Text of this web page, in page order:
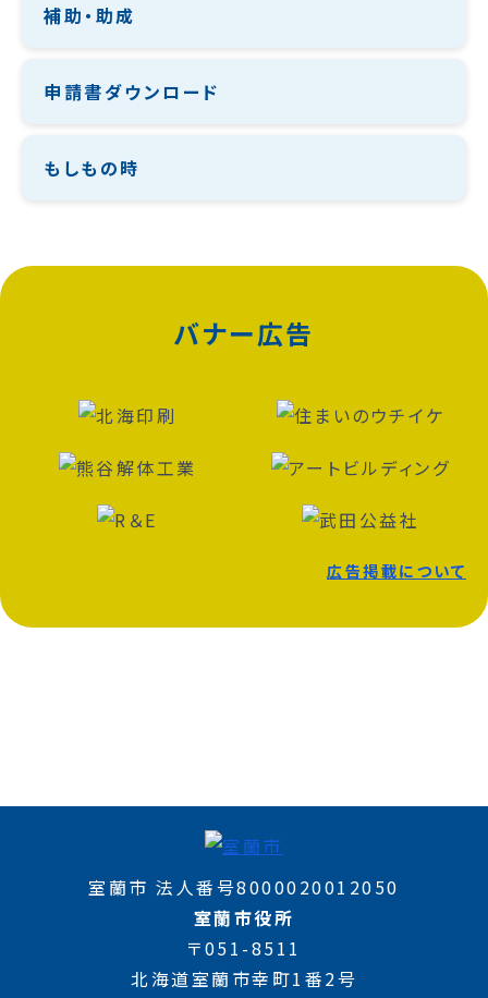
補助・助成
申請書ダウンロード
もしもの時
バナー広告
広告掲載について
室蘭市 法人番号8000020012050
室蘭市役所
〒051-8511
北海道室蘭市幸町1番2号